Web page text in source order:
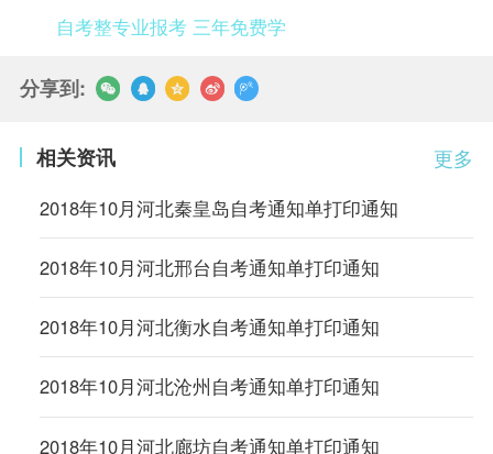
自考整专业报考 三年免费学
分享到:
更多
相关资讯
2018年10月河北秦皇岛自考通知单打印通知
2018年10月河北邢台自考通知单打印通知
2018年10月河北衡水自考通知单打印通知
2018年10月河北沧州自考通知单打印通知
2018年10月河北廊坊自考通知单打印通知